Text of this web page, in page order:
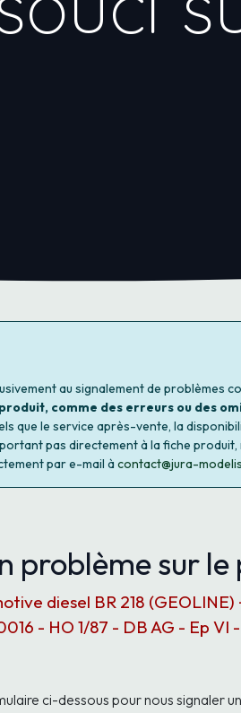
au signalement de problèmes
comme des erreurs ou des
que le service après-vente, la
pas directement à la fiche produit,
par e-mail à contact@jura-
problème sur le
diesel BR 218 (GEOLINE)
- HO 1/87 - DB AG - Ep VI
ci-dessous pour nous signaler